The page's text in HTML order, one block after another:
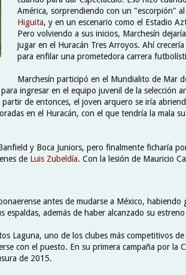
América, sorprendiendo con un "escorpión"
Higuita, y en un escenario como el Estadio
Pero volviendo a sus inicios, Marchesín
jugar en el Huracán Tres Arroyos. Ahí
para enfilar una prometedora carrera
Marchesín participó en el Mundialito de Mar
ingresar en el equipo juvenil de la selección
partir de entonces, el joven arquero se iría
en el Huracán, con el que tendría la mala
y Boca Juniors, pero finalmente ficharía
de Luis Zubeldía. Con la lesión de Mauricio
antes de mudarse a México, habiendo
espaldas, además de haber alcanzado su
Laguna, uno de los clubes más competitivos
con el puesto. En su primera campaña por la
de 2015.